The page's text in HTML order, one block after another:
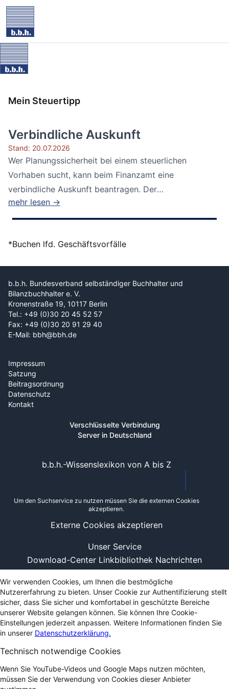
Mein Steuertipp
Verbindliche Auskunft
Stand: 20.07.2026
Wer Planungssicherheit bei einem steuerlichen
Vorhaben sucht, kann beim Finanzamt eine
verbindliche Auskunft beantragen. Der
Bundesfinanzhof...
mehr lesen →
*Buchen lfd. Geschäftsvorfälle
b.b.h. Bundesverband selbständiger Buchhalter und
Bilanzbuchhalter e. V.
Kronenstraße 19, 10117 Berlin
Tel.: +49 (0)30 20 45 52 57
Fax: +49 (0)30 20 91 29 40
E-Mail: bbh@bbh.de
Impressum
Satzung
Beitragsordnung
Datenschutz
Kontakt
Verschlüsselte Verbindung
Server in Deutschland
Unser Service
Download-Center Linkbibliothek Nachrichten
b.b.h.-Wissenslexikon von A bis Z
Um den Suchservice zu nutzen müssen Sie die externen Cookies
akzeptieren.
Externe Cookies akzeptieren
Wir verwenden Cookies, um Ihnen die bestmögliche
Nutzererfahrung zu bieten. Unser Cookie zur Authentifizierung stellt
sicher, dass Sie sicher und komfortabel in geschützte Bereiche
unserer Website gelangen können. Sie können Ihre Cookie-
Einstellungen jederzeit anpassen. Weitere Informationen finden Sie
in unserer Datenschutzerklärung.
Technisch notwendige Cookies
Wenn Sie YouTube-Videos und Google Maps nutzen möchten,
müssen Sie der Verwendung von Cookies dieser Anbieter